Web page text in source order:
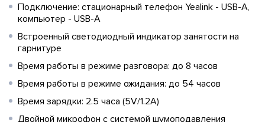
Подключение: стационарный телефон Yealink - USB-A,
компьютер - USB-A
Встроенный светодиодный индикатор занятости на
гарнитуре
Время работы в режиме разговора: до 8 часов
Время работы в режиме ожидания: до 54 часов
Время зарядки: 2.5 часа (5V/1.2A)
Двойной микрофон с системой шумоподавления